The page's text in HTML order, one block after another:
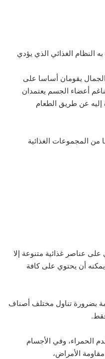
النظام الغذائي الذي يؤدي
يقومان أساسا على
أعضاء الجسم يعتمدان
إليه عن طريق الطعام
من المجموعات الغذائية
عناصر غذائية متنوعة إلا
يمكنه أن يحتوي على كافة
بضرورة تناول مختلف أصناف
الحمراء، وفي الأجسام
الأمراض،